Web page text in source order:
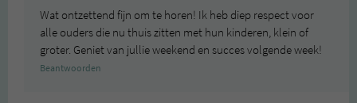
Wat ontzettend fijn om te horen! Ik heb diep respect voor
alle ouders die nu thuis zitten met hun kinderen, klein of
groter. Geniet van jullie weekend en succes volgende week!
Beantwoorden